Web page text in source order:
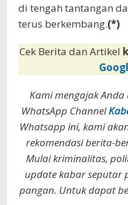
di tengah tantangan
terus berkembang.(*)
Cek Berita dan Artikel
Kami mengajak
WhatsApp Channel
Whatsapp ini, kami
rekomendasi berita-
Mulai kriminalitas,
update kabar seputar
pangan. Untuk dapat